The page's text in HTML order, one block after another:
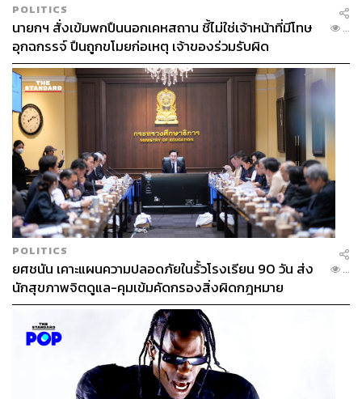
POLITICS
นายกฯ สั่งเข้มพกปืนนอกเคหสถาน ชี้ไม่ใช่เจ้าหน้าที่มีโทษ
อุกฉกรรจ์ ปืนถูกขโมยก่อเหตุ เจ้าของร่วมรับผิด
...
POLITICS
ยศชนัน เคาะแผนความปลอดภัยในรั้วโรงเรียน 90 วัน ส่ง
นักสุขภาพจิตดูแล-คุมเข้มคัดกรองสิ่งผิดกฎหมาย
...